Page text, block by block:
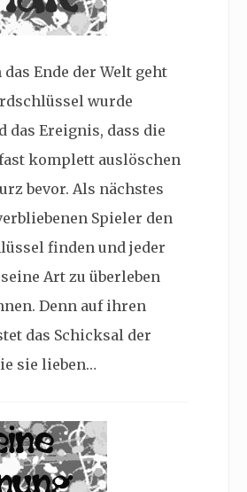
das Ende der Welt geht
wurde
das Ereignis, dass die
komplett auslöschen
bevor. Als nächstes
Spieler den
finden und jeder
Art zu überleben
Denn auf ihren
das Schicksal der
sie lieben…